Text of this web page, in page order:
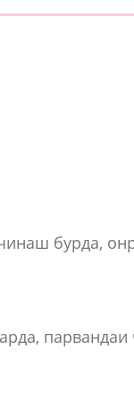
бурда,
парвандаи